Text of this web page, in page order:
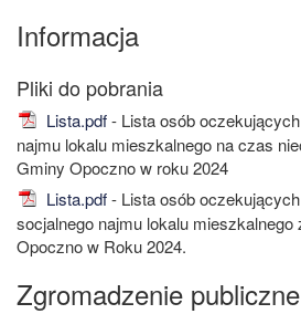
Informacja
Lista.pdf- Lista osób
najmu lokalu mieszkalnego na czas
Gminy Opoczno w roku 2024
Lista.pdf- Lista osób
socjalnego najmu lokalu mieszkalnego
Opoczno w Roku 2024.
Zgromadzenie publiczne